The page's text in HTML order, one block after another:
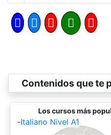
Contenidos que te
Los cursos más
-Italiano Nivel A1